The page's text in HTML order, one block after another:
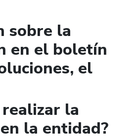
sobre la
en el boletín
el
realizar la
la entidad?